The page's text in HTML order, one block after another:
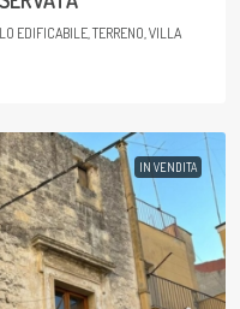
EDIFICABILE, TERRENO, VILLA
IN VENDITA